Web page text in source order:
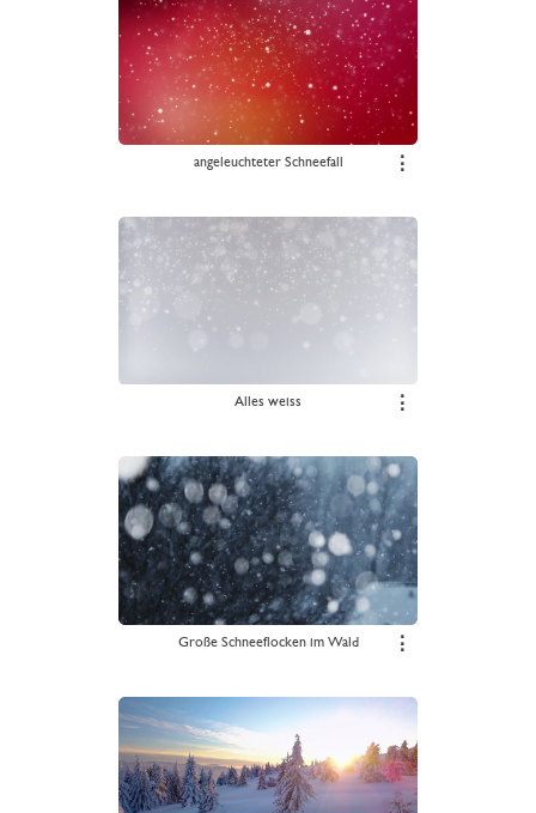
angeleuchteter Schneefall ⋮
Alles weiss ⋮
Große Schneeflocken im Wald ⋮